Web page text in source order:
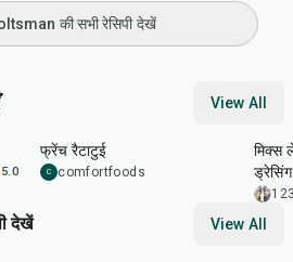
की सभी रेसिपी देखें
View All
5.0
फ्रेंच रैटाटुई
C comfortfoods
मिक्स
ड्रेसिंग
देखें View All